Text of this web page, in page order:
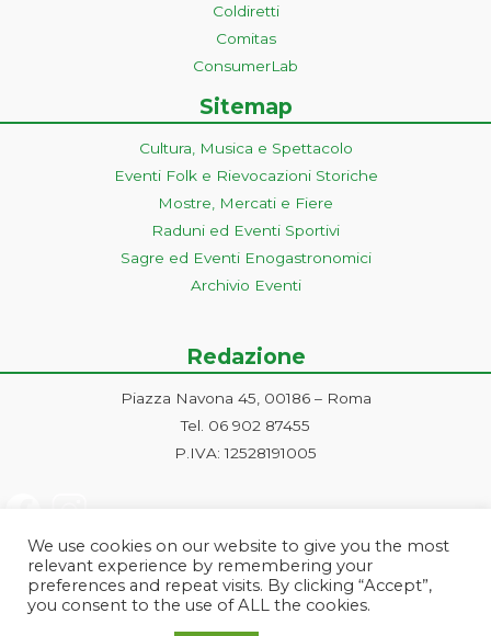
Coldiretti
Comitas
ConsumerLab
Sitemap
Cultura, Musica e Spettacolo
Eventi Folk e Rievocazioni Storiche
Mostre, Mercati e Fiere
Raduni ed Eventi Sportivi
Sagre ed Eventi Enogastronomici
Archivio Eventi
Redazione
Piazza Navona 45, 00186 – Roma
Tel. 06 902 87455
P.IVA: 12528191005
We use cookies on our website to give you the most
relevant experience by remembering your
preferences and repeat visits. By clicking “Accept”,
you consent to the use of ALL the cookies.